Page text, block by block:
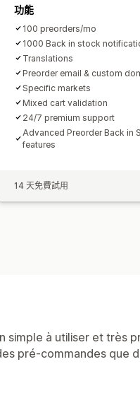
功能
100 preorders/mo
1000 Back in stock
Translations
Preorder email & custom
Specific markets
Mixed cart validation
24/7 premium support
Advanced Preorder Back in
features
14 天免費試用
simple à utiliser et très
pré-commandes que